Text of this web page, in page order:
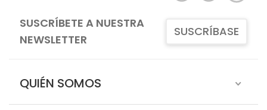
SUSCRÍBETE A NUESTRA
NEWSLETTER
SUSCRÍBASE
QUIÉN SOMOS